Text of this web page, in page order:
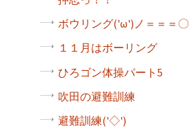
ボウリング('ω')ノ＝＝＝〇
１１月はボーリング
ひろゴン体操パート5
吹田の避難訓練
避難訓練('◇')ゞ